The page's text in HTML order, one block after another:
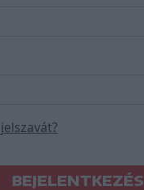
BEJELENTKEZÉS